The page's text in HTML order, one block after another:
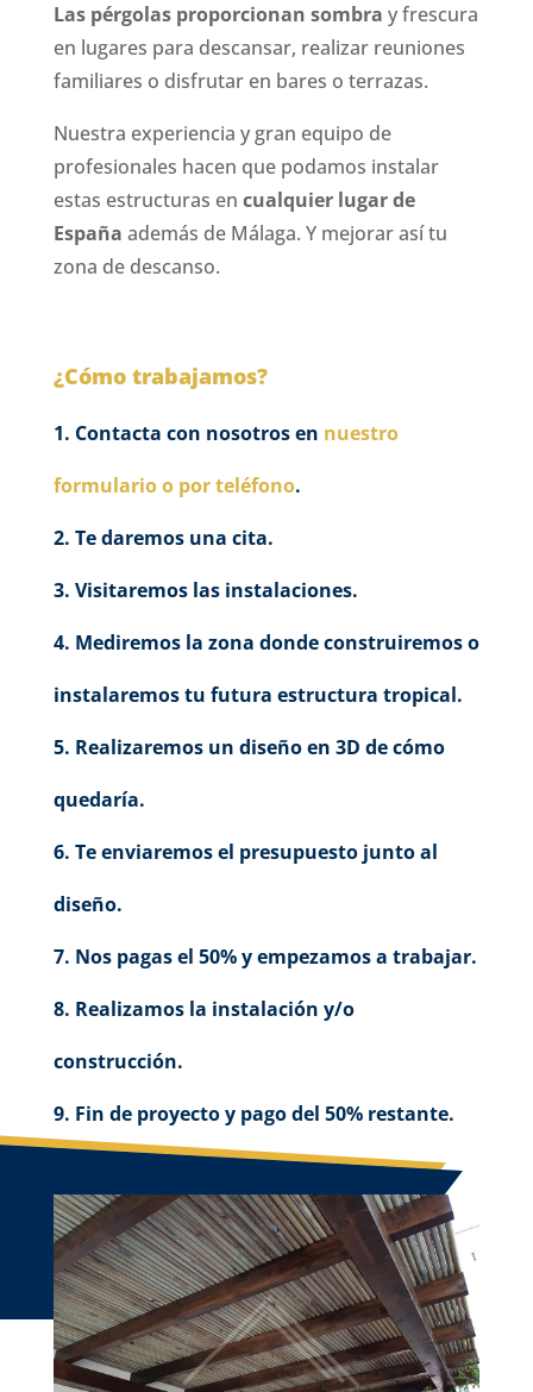
Las pérgolas proporcionan sombra y frescura
en lugares para descansar, realizar reuniones
familiares o disfrutar en bares o terrazas.
Nuestra experiencia y gran equipo de
profesionales hacen que podamos instalar
estas estructuras en cualquier lugar de
España además de Málaga. Y mejorar así tu
zona de descanso.
¿Cómo trabajamos?
Contacta con nosotros en nuestro
formulario o por teléfono.
Te daremos una cita.
Visitaremos las instalaciones.
Mediremos la zona donde construiremos o
instalaremos tu futura estructura tropical.
Realizaremos un diseño en 3D de cómo
quedaría.
Te enviaremos el presupuesto junto al
diseño.
Nos pagas el 50% y empezamos a trabajar.
Realizamos la instalación y/o
construcción.
Fin de proyecto y pago del 50% restante.